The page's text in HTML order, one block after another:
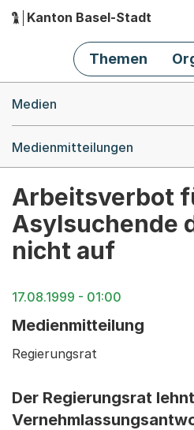
Hauptnavigation
Kanton Basel-Stadt
Themen
Medien
Medienmitteilungen
Arbeitsverbot
Asylsuchende
nicht auf
17.08.1999 - 01:00
Medienmitteilung
Regierungsrat
Der Regierungsrat